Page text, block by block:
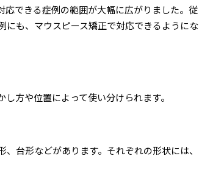
できる症例の範囲が大幅に広がりました。従
も、マウスピース矯正で対応できるようにな
方や位置によって使い分けられます。
台形などがあります。それぞれの形状には、